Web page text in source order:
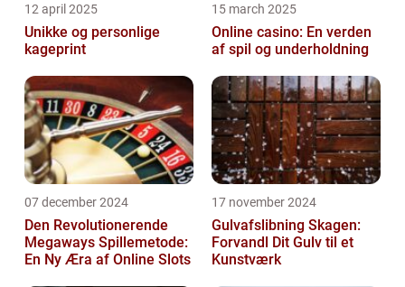
12 april 2025
Unikke og personlige
kageprint
15 march 2025
Online casino: En verden
af spil og underholdning
07 december 2024
Den Revolutionerende
Megaways Spillemetode:
En Ny Æra af Online Slots
17 november 2024
Gulvafslibning Skagen:
Forvandl Dit Gulv til et
Kunstværk